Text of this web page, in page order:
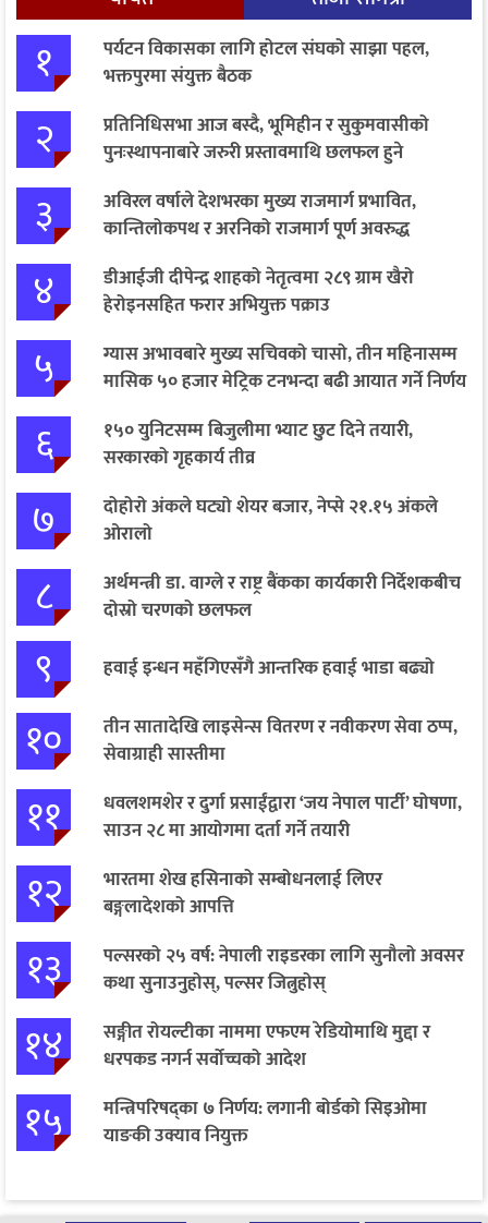
१
पर्यटन विकासका लागि होटल संघको साझा पहल,
भक्तपुरमा संयुक्त बैठक
२
प्रतिनिधिसभा आज बस्दै, भूमिहीन र सुकुमवासीको
पुनःस्थापनाबारे जरुरी प्रस्तावमाथि छलफल हुने
३
अविरल वर्षाले देशभरका मुख्य राजमार्ग प्रभावित,
कान्तिलोकपथ र अरनिको राजमार्ग पूर्ण अवरुद्ध
४
डीआईजी दीपेन्द्र शाहको नेतृत्वमा २८९ ग्राम खैरो
हेरोइनसहित फरार अभियुक्त पक्राउ
५
ग्यास अभावबारे मुख्य सचिवको चासो, तीन महिनासम्म
मासिक ५० हजार मेट्रिक टनभन्दा बढी आयात गर्ने निर्णय
६
१५० युनिटसम्म बिजुलीमा भ्याट छुट दिने तयारी,
सरकारको गृहकार्य तीव्र
७
दोहोरो अंकले घट्यो शेयर बजार, नेप्से २१.१५ अंकले
ओरालो
८
अर्थमन्त्री डा. वाग्ले र राष्ट्र बैंकका कार्यकारी निर्देशकबीच
दोस्रो चरणको छलफल
९ हवाई इन्धन महँगिएसँगै आन्तरिक हवाई भाडा बढ्यो
१०
तीन सातादेखि लाइसेन्स वितरण र नवीकरण सेवा ठप्प,
सेवाग्राही सास्तीमा
११
धवलशमशेर र दुर्गा प्रसाईंद्वारा ‘जय नेपाल पार्टी’ घोषणा,
साउन २८ मा आयोगमा दर्ता गर्ने तयारी
१२
भारतमा शेख हसिनाको सम्बोधनलाई लिएर
बङ्गलादेशको आपत्ति
१३
पल्सरको २५ वर्ष: नेपाली राइडरका लागि सुनौलो अवसर
कथा सुनाउनुहोस्, पल्सर जित्नुहोस्
१४
सङ्गीत रोयल्टीका नाममा एफएम रेडियोमाथि मुद्दा र
धरपकड नगर्न सर्वोच्चको आदेश
१५
मन्त्रिपरिषद्का ७ निर्णय: लगानी बोर्डको सिइओमा
याङकी उक्याव नियुक्त